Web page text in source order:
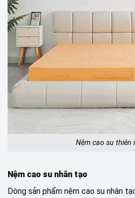
Nệm cao su thiên
Nệm cao su nhân tạo
Dòng sản phẩm nệm cao su nhân